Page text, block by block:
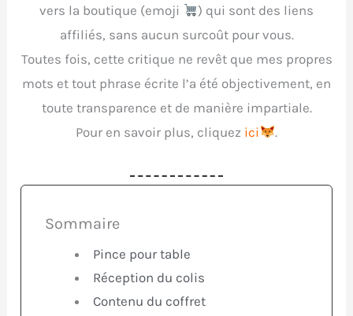
vers la boutique (emoji
) qui sont des liens
affiliés, sans aucun surcoût pour vous.
Toutes fois, cette critique ne revêt que mes propres
mots et tout phrase écrite l’a été objectivement, en
toute transparence et de manière impartiale.
Pour en savoir plus, cliquez ici .
Sommaire
Pince pour table
Réception du colis
Contenu du coffret